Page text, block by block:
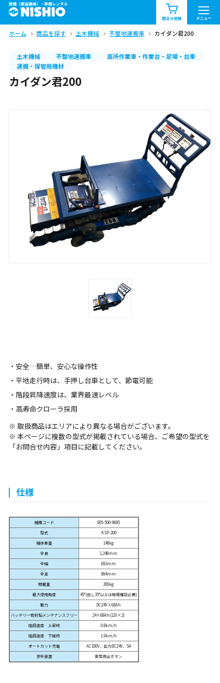
建機（建設機械）・重機レンタル
問合せ依頼 メニュー
商品一覧 お知らせ一覧
問合せ依頼リスト お問合せ
エリア情報を見る
北海道
ホーム 商品を探す 土木機械 不整地運搬車 カイダン君200
土木機械 不整地運搬車
高所作業車・作業台・足場・台車
運搬・保管用機材
カイダン君200
・安全…簡単、安心な操作性
・平地走行時は、手押し台車として、節電可能
・階段昇降速度は、業界最速レベル
・高寿命クローラ採用
※ 取扱商品はエリアにより異なる場合がございます。
※ 本ページに複数の型式が掲載されている場合、ご希望の型式を
「お問合せ内容」項目に記載してください。
仕様
機種コード
005-500-9695
型式
KSP-200
機体重量
148kg
全長
1,348mm
全幅
693mm
全高
894mm
積載量
200kg
最大使用角度
45°(但し35°以上は現場確認必要)
動力
DC24V×68Ah
バッテリー密封鉛メンテナンスフリー
24×68Ah(12V×2)
階段速度 上昇時
0.8km/h
階段速度 下降時
1.9km/h
オートカット充電
AC100V、出力DC24V、5A
安全装置
非常停止ボタン